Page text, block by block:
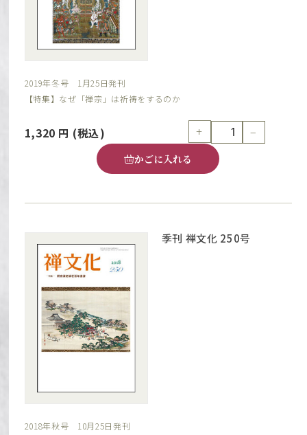
2019年冬号 1月25日発刊
【特集】なぜ「禅宗」は祈祷をするのか
1,320 円 (税込) + −
かごに入れる
季刊 禅文化 250号
2018年秋号 10月25日発刊